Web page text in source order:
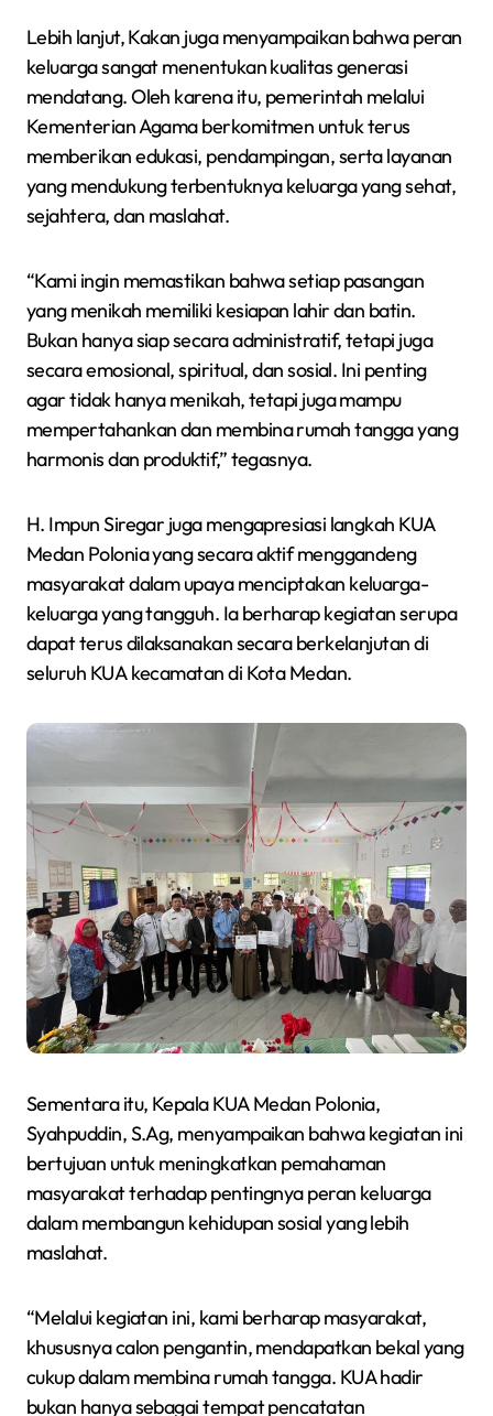
Lebih lanjut, Kakan juga menyampaikan bahwa peran
keluarga sangat menentukan kualitas generasi
mendatang. Oleh karena itu, pemerintah melalui
Kementerian Agama berkomitmen untuk terus
memberikan edukasi, pendampingan, serta layanan
yang mendukung terbentuknya keluarga yang sehat,
sejahtera, dan maslahat.
“Kami ingin memastikan bahwa setiap pasangan
yang menikah memiliki kesiapan lahir dan batin.
Bukan hanya siap secara administratif, tetapi juga
secara emosional, spiritual, dan sosial. Ini penting
agar tidak hanya menikah, tetapi juga mampu
mempertahankan dan membina rumah tangga yang
harmonis dan produktif,” tegasnya.
H. Impun Siregar juga mengapresiasi langkah KUA
Medan Polonia yang secara aktif menggandeng
masyarakat dalam upaya menciptakan keluarga-
keluarga yang tangguh. Ia berharap kegiatan serupa
dapat terus dilaksanakan secara berkelanjutan di
seluruh KUA kecamatan di Kota Medan.
Sementara itu, Kepala KUA Medan Polonia,
Syahpuddin, S.Ag, menyampaikan bahwa kegiatan ini
bertujuan untuk meningkatkan pemahaman
masyarakat terhadap pentingnya peran keluarga
dalam membangun kehidupan sosial yang lebih
maslahat.
“Melalui kegiatan ini, kami berharap masyarakat,
khususnya calon pengantin, mendapatkan bekal yang
cukup dalam membina rumah tangga. KUA hadir
bukan hanya sebagai tempat pencatatan